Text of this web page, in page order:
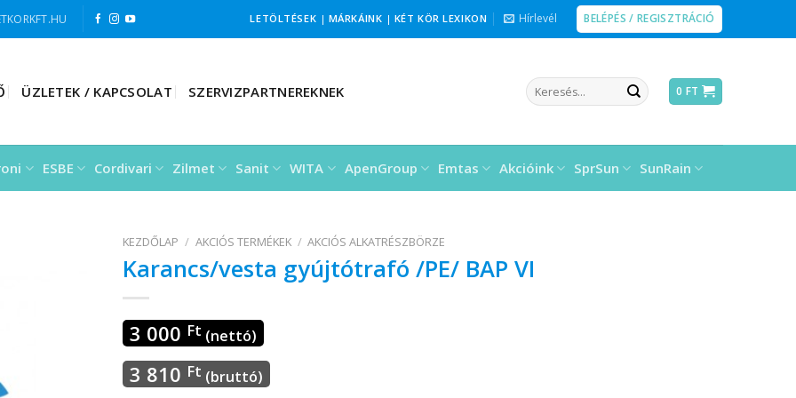
LETÖLTÉSEK | MÁRKÁINK | KÉT KÖR LEXIKON Hírlevél BELÉPÉS / REGISZTRÁCIÓ
ÜZLETEK / KAPCSOLAT SZERVIZPARTNEREKNEK
Keresés
a
0 FT
ESBE Cordivari Zilmet Sanit WITA ApenGroup Emtas Akcióink SprSun SunRain
KEZDŐLAP / AKCIÓS TERMÉKEK / AKCIÓS ALKATRÉSZBÖRZE
Karancs/vesta gyújtótrafó /PE/ BAP VI
3 000 Ft (nettó)
3 810 Ft (bruttó)